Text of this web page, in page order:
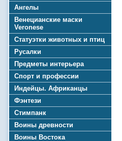
Ангелы
Венецианские маски
Veronese
Статуэтки животных и птиц
Русалки
Предметы интерьера
Спорт и профессии
Индейцы. Африканцы
Фэнтези
Стимпанк
Воины древности
Воины Востока